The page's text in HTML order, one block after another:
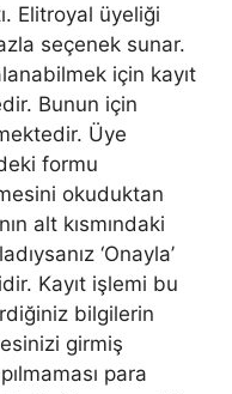
Elitroyal üyeliği
seçenek sunar.
için kayıt
Bunun için
Üye
formu
okuduktan
alt kısmındaki
‘Onayla’
Kayıt işlemi bu
bilgilerin
girmiş
para